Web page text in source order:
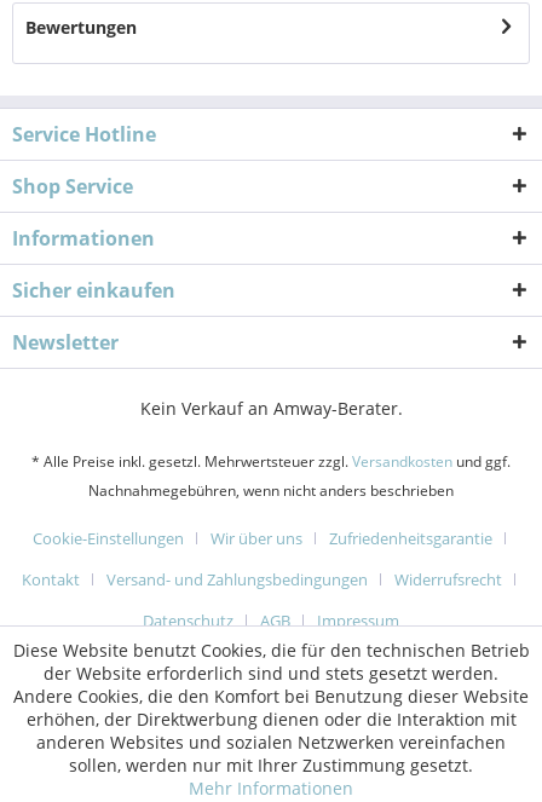
Bewertungen
Service Hotline
Shop Service
Informationen
Sicher einkaufen
Newsletter
Kein Verkauf an Amway-Berater.
* Alle Preise inkl. gesetzl. Mehrwertsteuer zzgl.Versandkosten und ggf.
Nachnahmegebühren, wenn nicht anders beschrieben
Cookie-Einstellungen Wir über uns
Zufriedenheitsgarantie
Kontakt
Versand- und Zahlungsbedingungen
Widerrufsrecht
Datenschutz
AGB Impressum
Diese Website benutzt Cookies, die für den technischen Betrieb
der Website erforderlich sind und stets gesetzt werden.
Andere Cookies, die den Komfort bei Benutzung dieser Website
erhöhen, der Direktwerbung dienen oder die Interaktion mit
anderen Websites und sozialen Netzwerken vereinfachen
sollen, werden nur mit Ihrer Zustimmung gesetzt.
Mehr Informationen